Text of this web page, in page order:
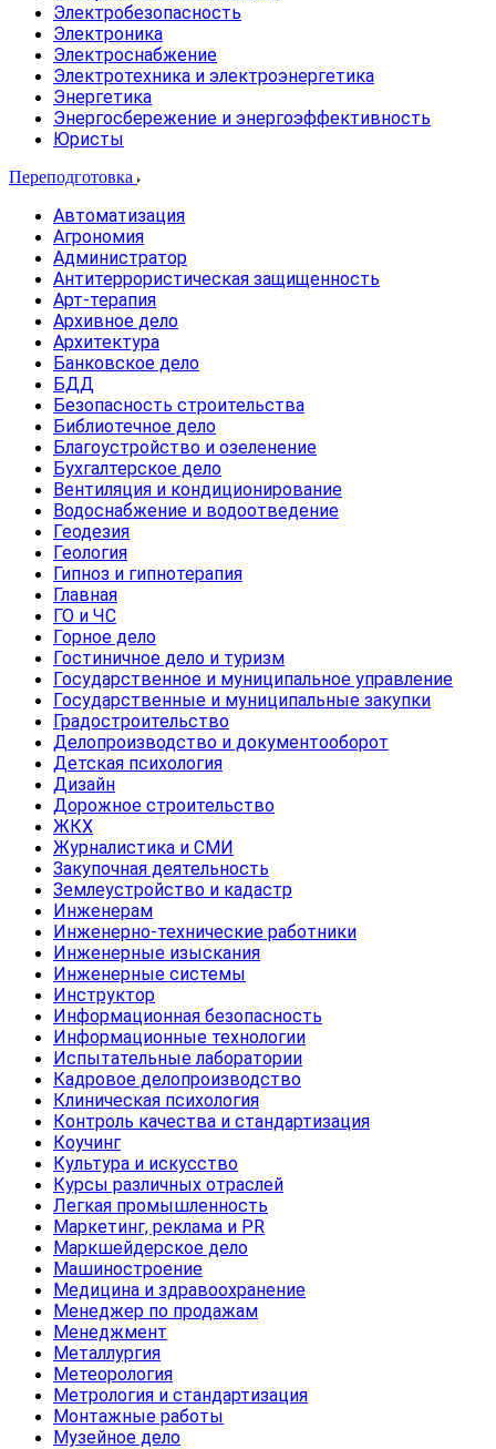
Электробезопасность
Электроника
Электроснабжение
Электротехника и электроэнергетика
Энергетика
Энергосбережение и энергоэффективность
Юристы
Переподготовка
Автоматизация
Агрономия
Администратор
Антитеррористическая защищенность
Арт-терапия
Архивное дело
Архитектура
Банковское дело
БДД
Безопасность строительства
Библиотечное дело
Благоустройство и озеленение
Бухгалтерское дело
Вентиляция и кондиционирование
Водоснабжение и водоотведение
Геодезия
Геология
Гипноз и гипнотерапия
Главная
ГО и ЧС
Горное дело
Гостиничное дело и туризм
Государственное и муниципальное управление
Государственные и муниципальные закупки
Градостроительство
Делопроизводство и документооборот
Детская психология
Дизайн
Дорожное строительство
ЖКХ
Журналистика и СМИ
Закупочная деятельность
Землеустройство и кадастр
Инженерам
Инженерно-технические работники
Инженерные изыскания
Инженерные системы
Инструктор
Информационная безопасность
Информационные технологии
Испытательные лаборатории
Кадровое делопроизводство
Клиническая психология
Контроль качества и стандартизация
Коучинг
Культура и искусство
Курсы различных отраслей
Легкая промышленность
Маркетинг, реклама и PR
Маркшейдерское дело
Машиностроение
Медицина и здравоохранение
Менеджер по продажам
Менеджмент
Металлургия
Метеорология
Метрология и стандартизация
Монтажные работы
Музейное дело